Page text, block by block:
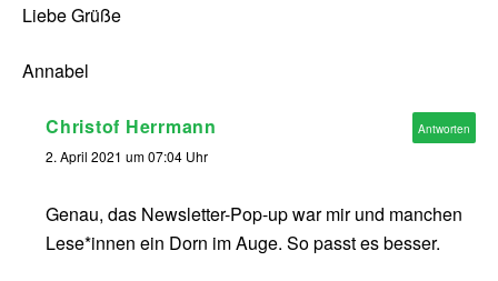
Liebe Grüße
Annabel
Christof Herrmann
2. April 2021 um 07:04 Uhr
Genau, das Newsletter-Pop-up war mir und manchen
Lese*innen ein Dorn im Auge. So passt es besser.
Antworten